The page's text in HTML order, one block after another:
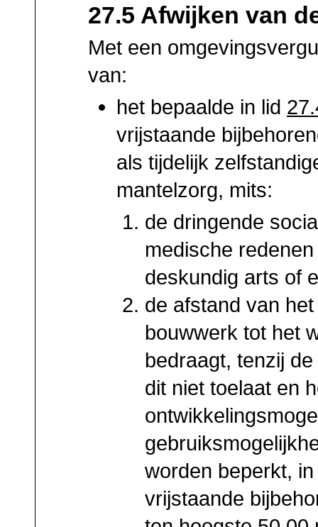
27.5 Afwijken van
Met een
van:
het bepaalde in lid
vrijstaande
als tijdelijk
mantelzorg, mits:
de dringende
medische
deskundig arts of
de afstand van
bouwwerk tot het
bedraagt, tenzij
dit niet toelaat en
worden beperkt,
vrijstaande